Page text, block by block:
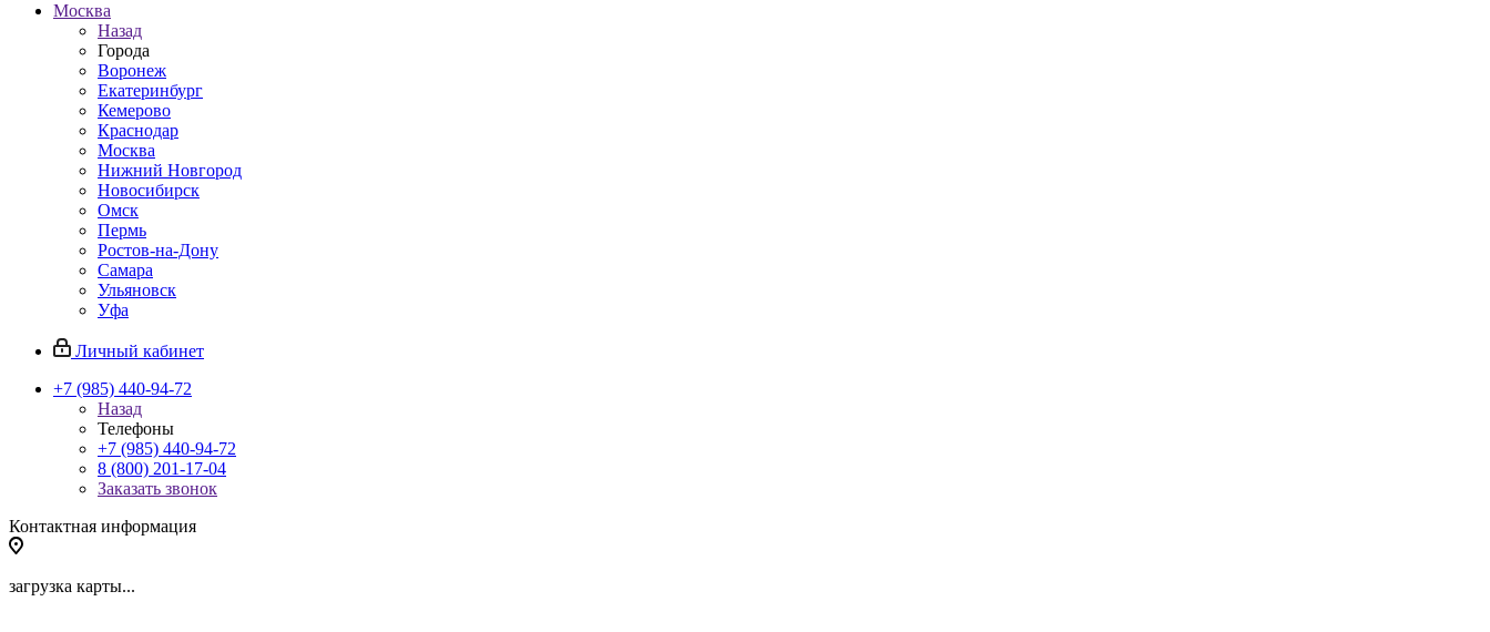
Москва
Назад
Города
Воронеж
Екатеринбург
Кемерово
Краснодар
Москва
Нижний Новгород
Новосибирск
Омск
Пермь
Ростов-на-Дону
Самара
Ульяновск
Уфа
Личный кабинет
+7 (985) 440-94-72
Назад
Телефоны
+7 (985) 440-94-72
8 (800) 201-17-04
Заказать звонок
Контактная информация
загрузка карты...